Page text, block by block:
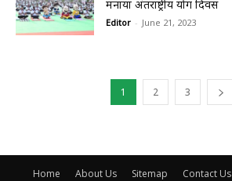
मनाया अंतर्राष्ट्रीय योग दिवस
Editor - June 21, 2023
1 2 3
Home About Us Sitemap Contact Us